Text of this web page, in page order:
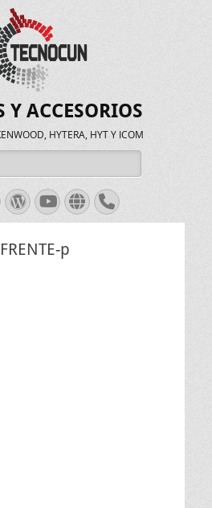
Y ACCESORIOS
HYTERA, HYT Y ICOM
WordPress
Youtube
WebTeléfono
p